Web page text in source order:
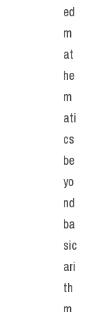
ed
m
at
he
m
ati
cs
be
yo
nd
ba
sic
ari
th